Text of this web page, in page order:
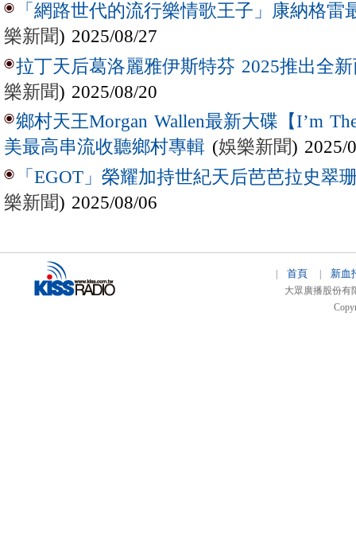
「網路世代的流行樂情歌王子」康納格雷
樂新聞) 2025/08/27
拉丁天后葛洛麗雅伊斯特芬 2025推出全新
樂新聞) 2025/08/20
鄉村天王Morgan Wallen最新大碟【I’m
美最高串流收聽鄉村專輯 (娛樂新聞) 2025/
「EGOT」榮耀加持世紀天后芭芭拉史翠
樂新聞) 2025/08/06
首頁 新血
大眾廣播股份有